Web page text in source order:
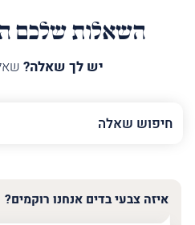
השאלות שלכם
יש לך שאלה?
השם
שלך
איזה צבעי בדים אנחנו רוקמים?